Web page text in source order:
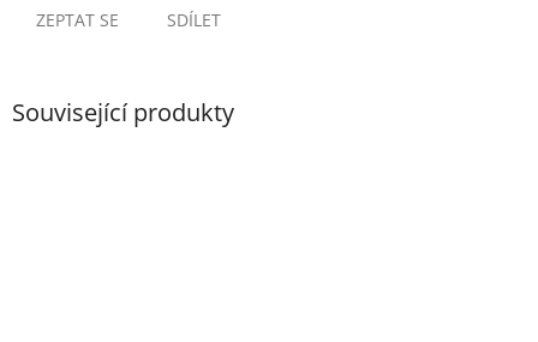
ZEPTAT SE SDÍLET
Související produkty